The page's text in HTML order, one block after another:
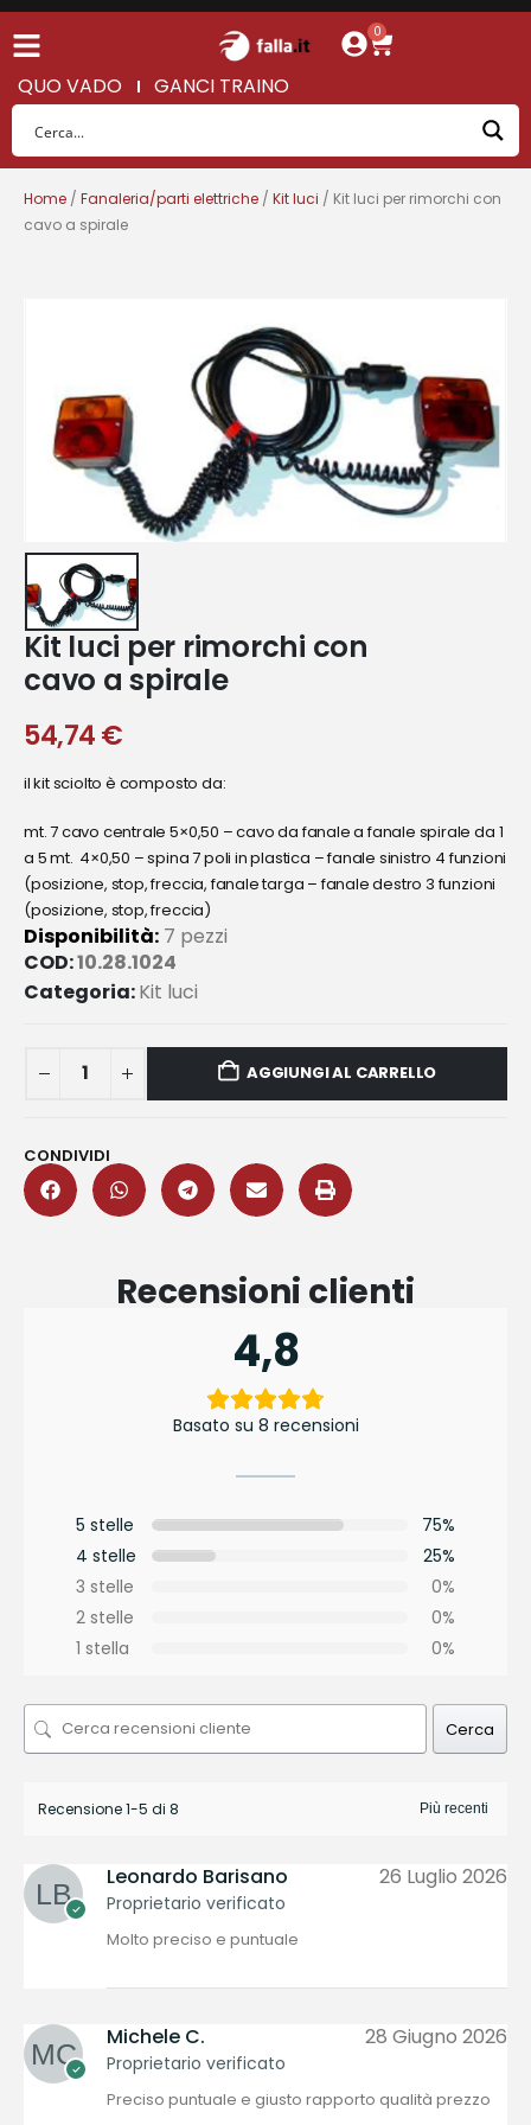
0
QUO VADO GANCI TRAINO
Home / Fanaleria/parti elettriche / Kit luci / Kit luci per rimorchi con
cavo a spirale
Kit luci per rimorchi con
cavo a spirale
54,74€
il kit sciolto è composto da:
mt. 7 cavo centrale 5×0,50 – cavo da fanale a fanale spirale da 1
a 5 mt. 4×0,50 – spina 7 poli in plastica – fanale sinistro 4 funzioni
(posizione, stop, freccia, fanale targa – fanale destro 3 funzioni
(posizione, stop, freccia)
Disponibilità: 7 pezzi
COD:10.28.1024
Categoria:Kit luci
AGGIUNGI AL CARRELLO
CONDIVIDI
Recensioni clienti
4,8
Basato su 8 recensioni
5 stelle
75%
4 stelle
25%
3 stelle
0%
2 stelle
0%
1 stella
0%
Cerca
Recensione 1-5 di 8
Leonardo Barisano
Proprietario verificato
26 Luglio 2026
Molto preciso e puntuale
Michele C.
Proprietario verificato
28 Giugno 2026
Preciso puntuale e giusto rapporto qualità prezzo